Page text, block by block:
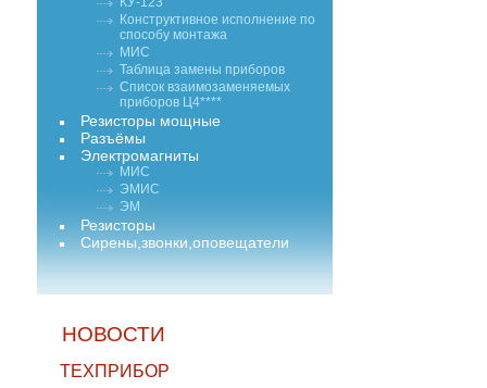
Конструктивное исполнение по
способу монтажа
МИС
Таблица замены приборов
Список взаимозаменяемых
приборов Ц4****
Резисторы мощные
Разъёмы
Электромагниты
МИС
ЭМИС
ЭМ
Резисторы
Сирены,звонки,оповещатели
НОВОСТИ
ТЕХПРИБОР